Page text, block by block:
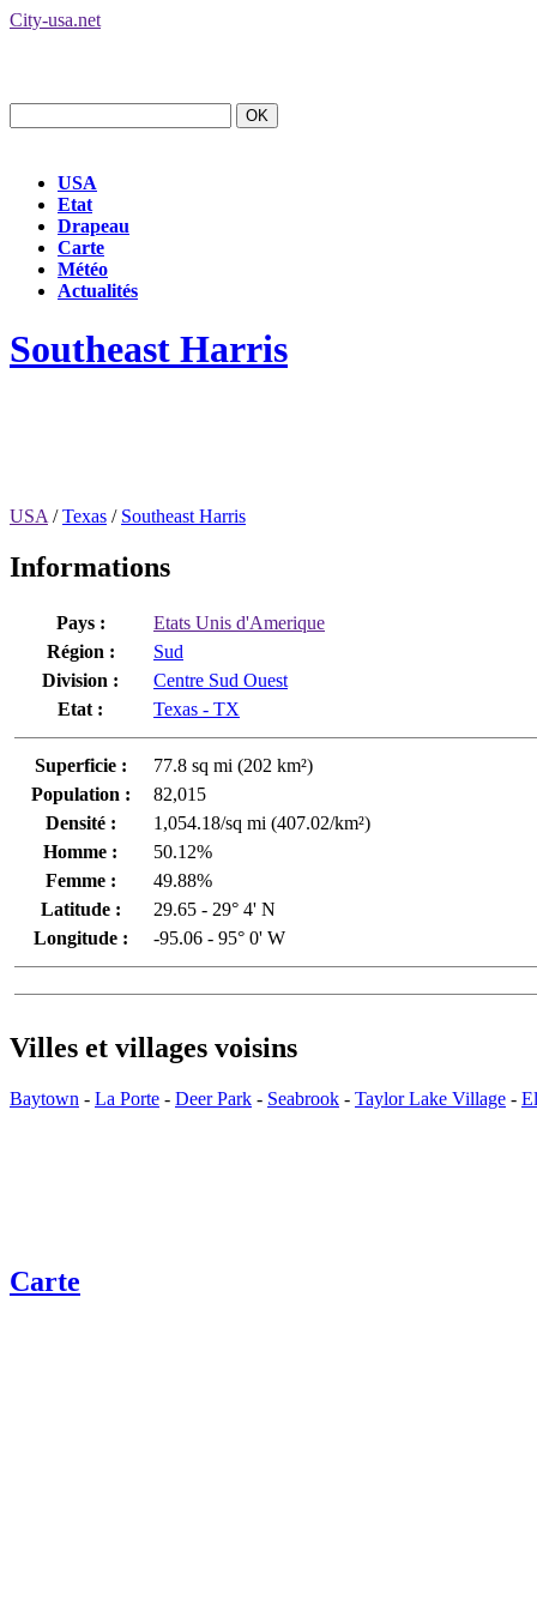
City-usa.net
USA
Etat
Drapeau
Carte
Météo
Actualités
Southeast Harris
USA /Texas / Southeast Harris
Informations
Pays :
Etats Unis d'Amerique
Région :
Sud
Division :
Centre Sud Ouest
Etat :
Texas - TX
Superficie :
77.8 sq mi (202 km²)
Population :
82,015
Densité :
1,054.18/sq mi (407.02/km²)
Homme :
50.12%
Femme :
49.88%
Latitude :
29.65 - 29° 4' N
Longitude :
-95.06 - 95° 0' W
Villes et villages voisins
Baytown - La Porte - Deer Park - Seabrook - Taylor Lake Village -
Carte